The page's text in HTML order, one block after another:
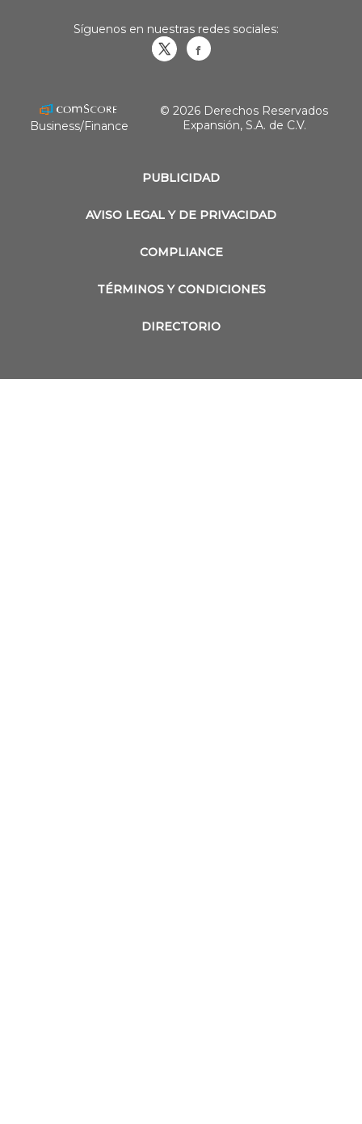
PUBLICIDAD
AVISO LEGAL Y DE PRIVACIDAD
COMPLIANCE
TÉRMINOS Y CONDICIONES
DIRECTORIO
Síguenos en nuestras redes sociales:
Business/Finance
© 2026 Derechos Reservados
Expansión, S.A. de C.V.